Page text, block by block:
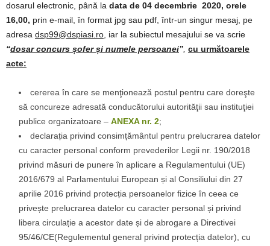
dosarul electronic, până la data de 04 decembrie 2020, orele
16,00, prin e-mail, în format jpg sau pdf, într-un singur mesaj, pe
adresa dsp99@dspiasi.ro , iar la subiectul mesajului se va scrie
“dosar concurs șofer și numele persoanei” cu următoarele
acte:
cererea în care se menţionează postul pentru care doreşte
să concureze adresată conducătorului autorităţii sau instituţiei
publice organizatoare – ANEXA nr. 2;
declarația privind consimțământul pentru prelucrarea datelor
cu caracter personal conform prevederilor Legii nr. 190/2018
privind măsuri de punere în aplicare a Regulamentului (UE)
2016/679 al Parlamentului European și al Consiliului din 27
aprilie 2016 privind protecția persoanelor fizice în ceea ce
privește prelucrarea datelor cu caracter personal și privind
libera circulație a acestor date și de abrogare a Directivei
95/46/CE(Regulementul general privind protecția datelor), cu